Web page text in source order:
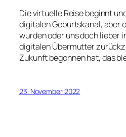
Die virtuelle Reise beginnt
digitalen Geburtskanal, aber
wurden oder uns doch lieber
digitalen Übermutter
Zukunft begonnen hat, das
23. November 2022